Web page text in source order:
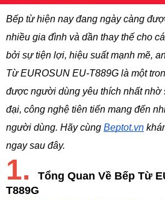
Bếp từ hiện nay đang ngày càng
nhiều gia đình và dần thay thế cho
bởi sự tiện lợi, hiệu suất mạnh mẽ,
Từ EUROSUN EU-T889G là một
được người dùng yêu thích nhất nhờ
đại, công nghệ tiên tiến mang đến
người dùng. Hãy cùng Beptot.vn
ngay sau đây.
1.
Tổng Quan Về Bếp Từ
T889G